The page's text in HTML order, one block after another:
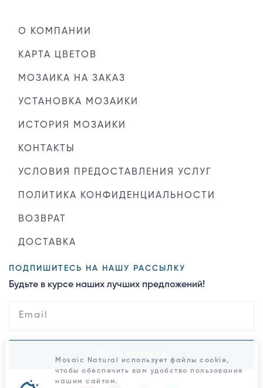
О КОМПАНИИ
КАРТА ЦВЕТОВ
МОЗАИКА НА ЗАКАЗ
УСТАНОВКА МОЗАИКИ
ИСТОРИЯ МОЗАИКИ
КОНТАКТЫ
УСЛОВИЯ ПРЕДОСТАВЛЕНИЯ УСЛУГ
ПОЛИТИКА КОНФИДЕНЦИАЛЬНОСТИ
ВОЗВРАТ
ДОСТАВКА
ПОДПИШИТЕСЬ НА НАШУ РАССЫЛКУ
Будьте в курсе наших лучших предложений!
Mosaic Natural использует файлы cookie,
чтобы обеспечить вам удобство пользования
нашим сайтом.